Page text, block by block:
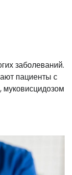
заболеваний.
пациенты с
муковисцидозом